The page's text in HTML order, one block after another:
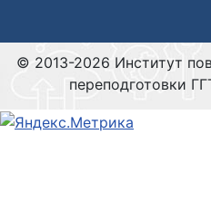
© 2013-2026 Институт
переподготовки